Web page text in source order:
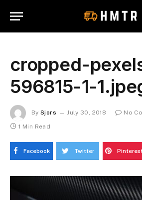
cropped-
596815-1-
By Sjors July 30, 2018
No
1 Min Read
Facebook Twitter